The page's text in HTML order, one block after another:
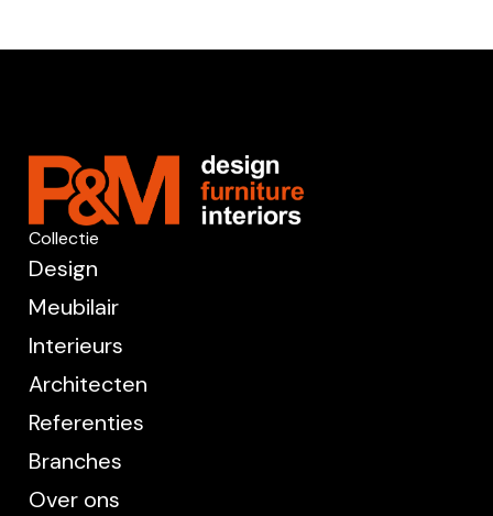
Collectie
Design
Meubilair
Interieurs
Architecten
Referenties
Branches
Over ons